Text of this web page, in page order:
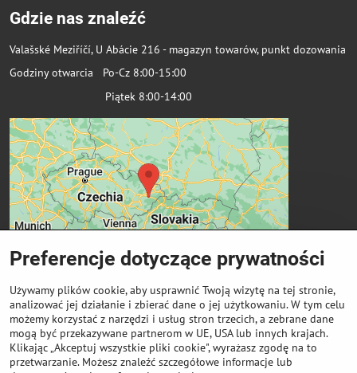
Gdzie nas znaleźć
Valašské Meziříčí, U Abácie 216 - magazyn towarów, punkt dozowania
Godziny otwarcia Po-Cz 8:00-15:00
Piątek 8:00-14:00
Ważne linki
Odkup cewek
Preferencje dotyczące prywatności
Używamy plików cookie, aby usprawnić Twoją wizytę na tej stronie,
analizować jej działanie i zbierać dane o jej użytkowaniu. W tym celu
możemy korzystać z narzędzi i usług stron trzecich, a zebrane dane
mogą być przekazywane partnerom w UE, USA lub innych krajach.
Klikając „Akceptuj wszystkie pliki cookie", wyrażasz zgodę na to
przetwarzanie. Możesz znaleźć szczegółowe informacje lub